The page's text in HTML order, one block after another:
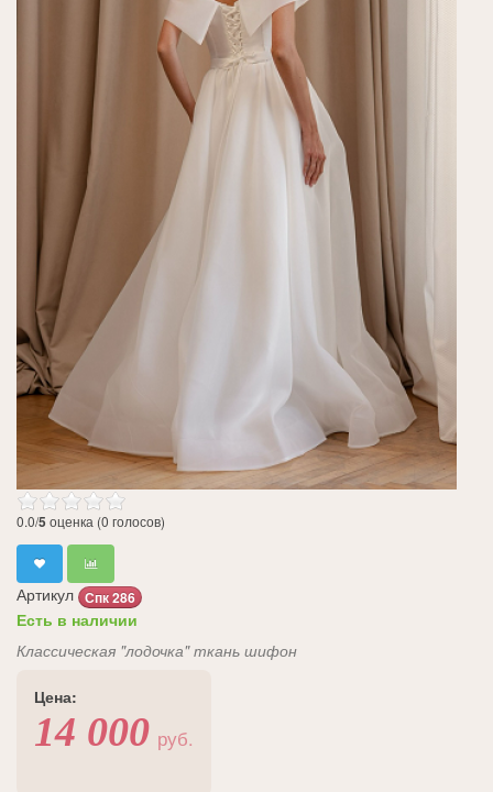
0.0/5 оценка (0 голосов)
Артикул Спк 286
Есть в наличии
Классическая "лодочка" ткань шифон
Цена:
14 000 руб.